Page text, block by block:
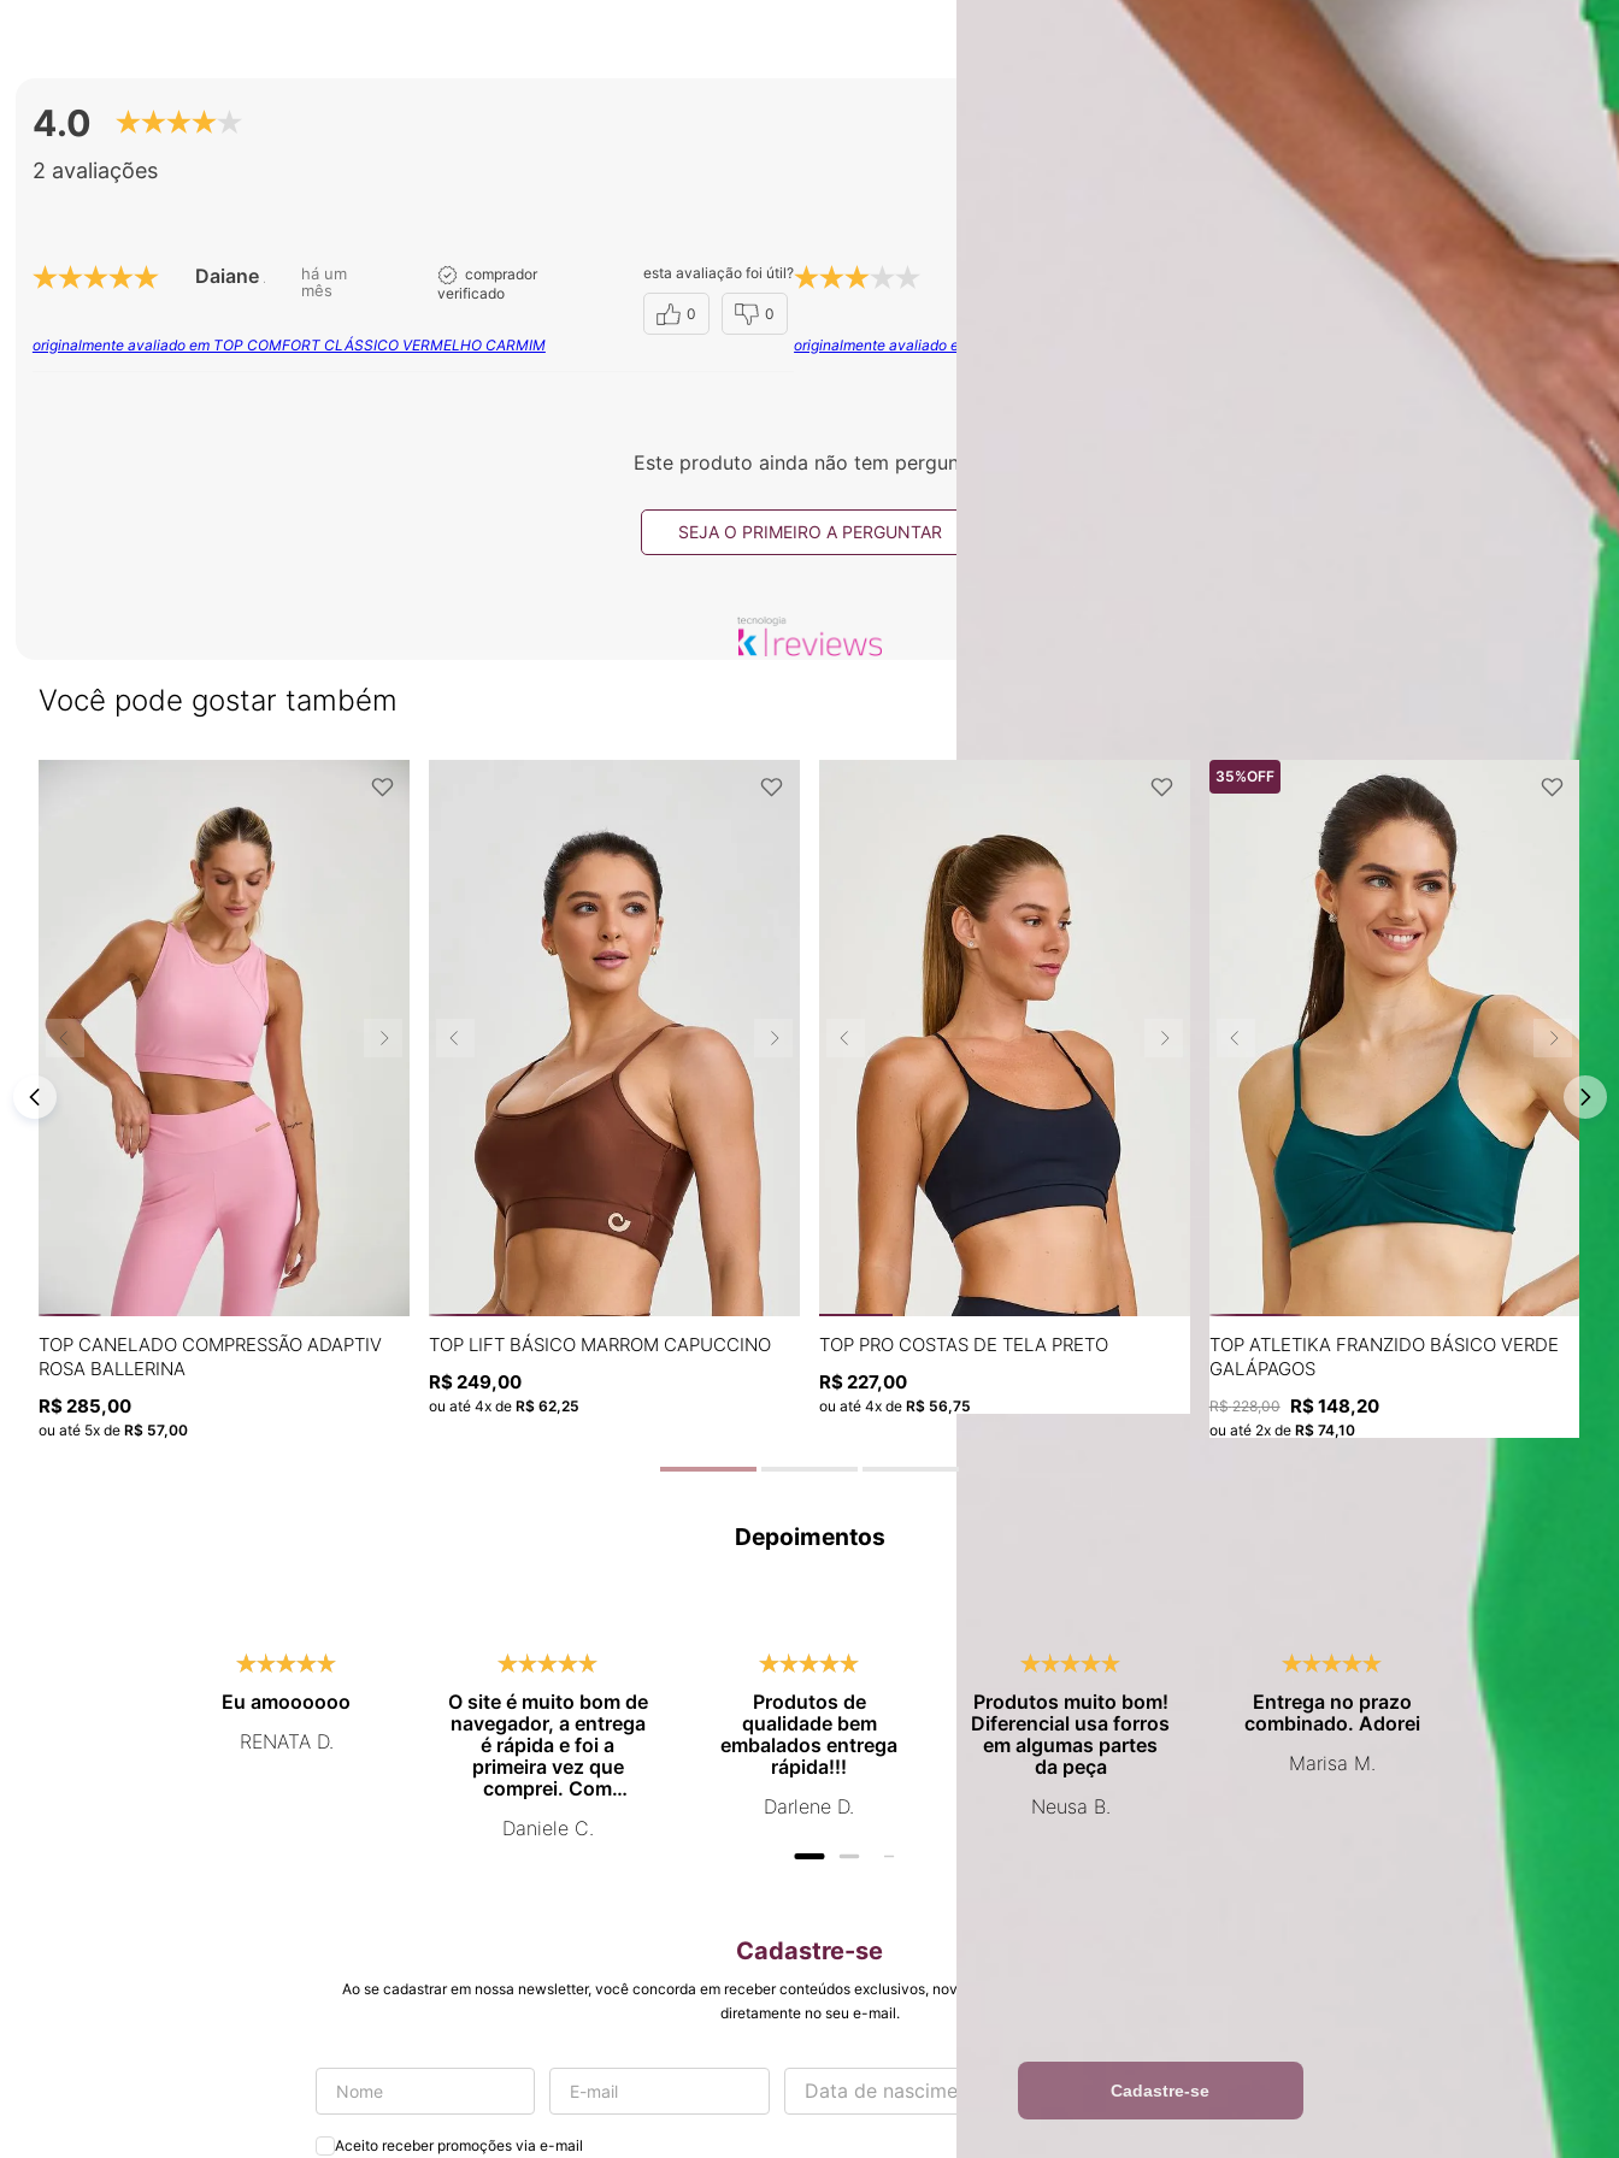
4.0
2 avaliações
Daiane A.
há um
mês
comprador
verificado
originalmente avaliado em TOP COMFORT CLÁSSICO VERMELHO CARMIM
esta avaliação foi útil?
0 0
originalmente avaliado em TOP COMFORT CLÁSSICO BRANCO
Este produto ainda não tem perguntas
SEJA O PRIMEIRO A PERGUNTAR
Você pode gostar também
TOP CANELADO COMPRESSÃO ADAPTIV
ROSA BALLERINA
R$285,00
ou até 5x deR$ 57,00
TOP LIFT BÁSICO MARROM CAPUCCINO
R$249,00
ou até4x deR$ 62,25
TOP PRO COSTAS DE TELA PRETO
R$227,00
ou até 4x de R$ 56,75
35%OFF
TOP ATLETIKA FRANZIDO BÁSICO VERDE
GALÁPAGOS
R$ 228,00 R$148,20
ou até 2x de R$ 74,10
Depoimentos
Eu amoooooo
RENATA D.
O site é muito bom de
navegador, a entrega
é rápida e foi a
primeira vez que
comprei. Com
novamente.
Daniele C.
Produtos de
qualidade bem
embalados entrega
rápida!!!
Darlene D.
Produtos muito bom!
Diferencial usa forros
em algumas partes
da peça
Neusa B.
Entrega no prazo
combinado. Adorei
Marisa M.
Cadastre-se
Ao se cadastrar em nossa newsletter, você concorda em receber conteúdos exclusivos, novidades, promoções e lançamentos da Cajubrasil
diretamente no seu e-mail.
Cadastre-se
Aceito receber promoções via e-mail